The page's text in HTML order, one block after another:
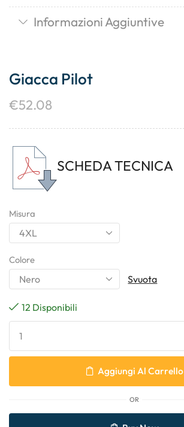
Informazioni Aggiuntive
Giacca Pilot
€52.08
SCHEDA TECNICA
Misura
Colore
Svuota
12 Disponibili
Aggiungi Al Carrello
OR